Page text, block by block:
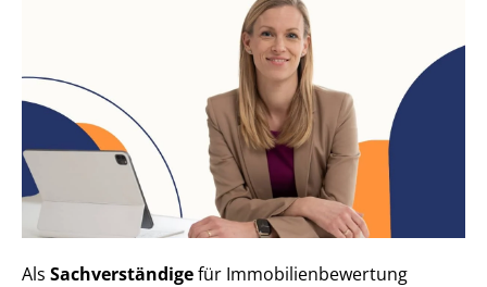
Als Sachverständigefür Im­mo­bi­li­en­be­wer­tung